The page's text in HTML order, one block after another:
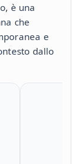
è una
che
e
dallo